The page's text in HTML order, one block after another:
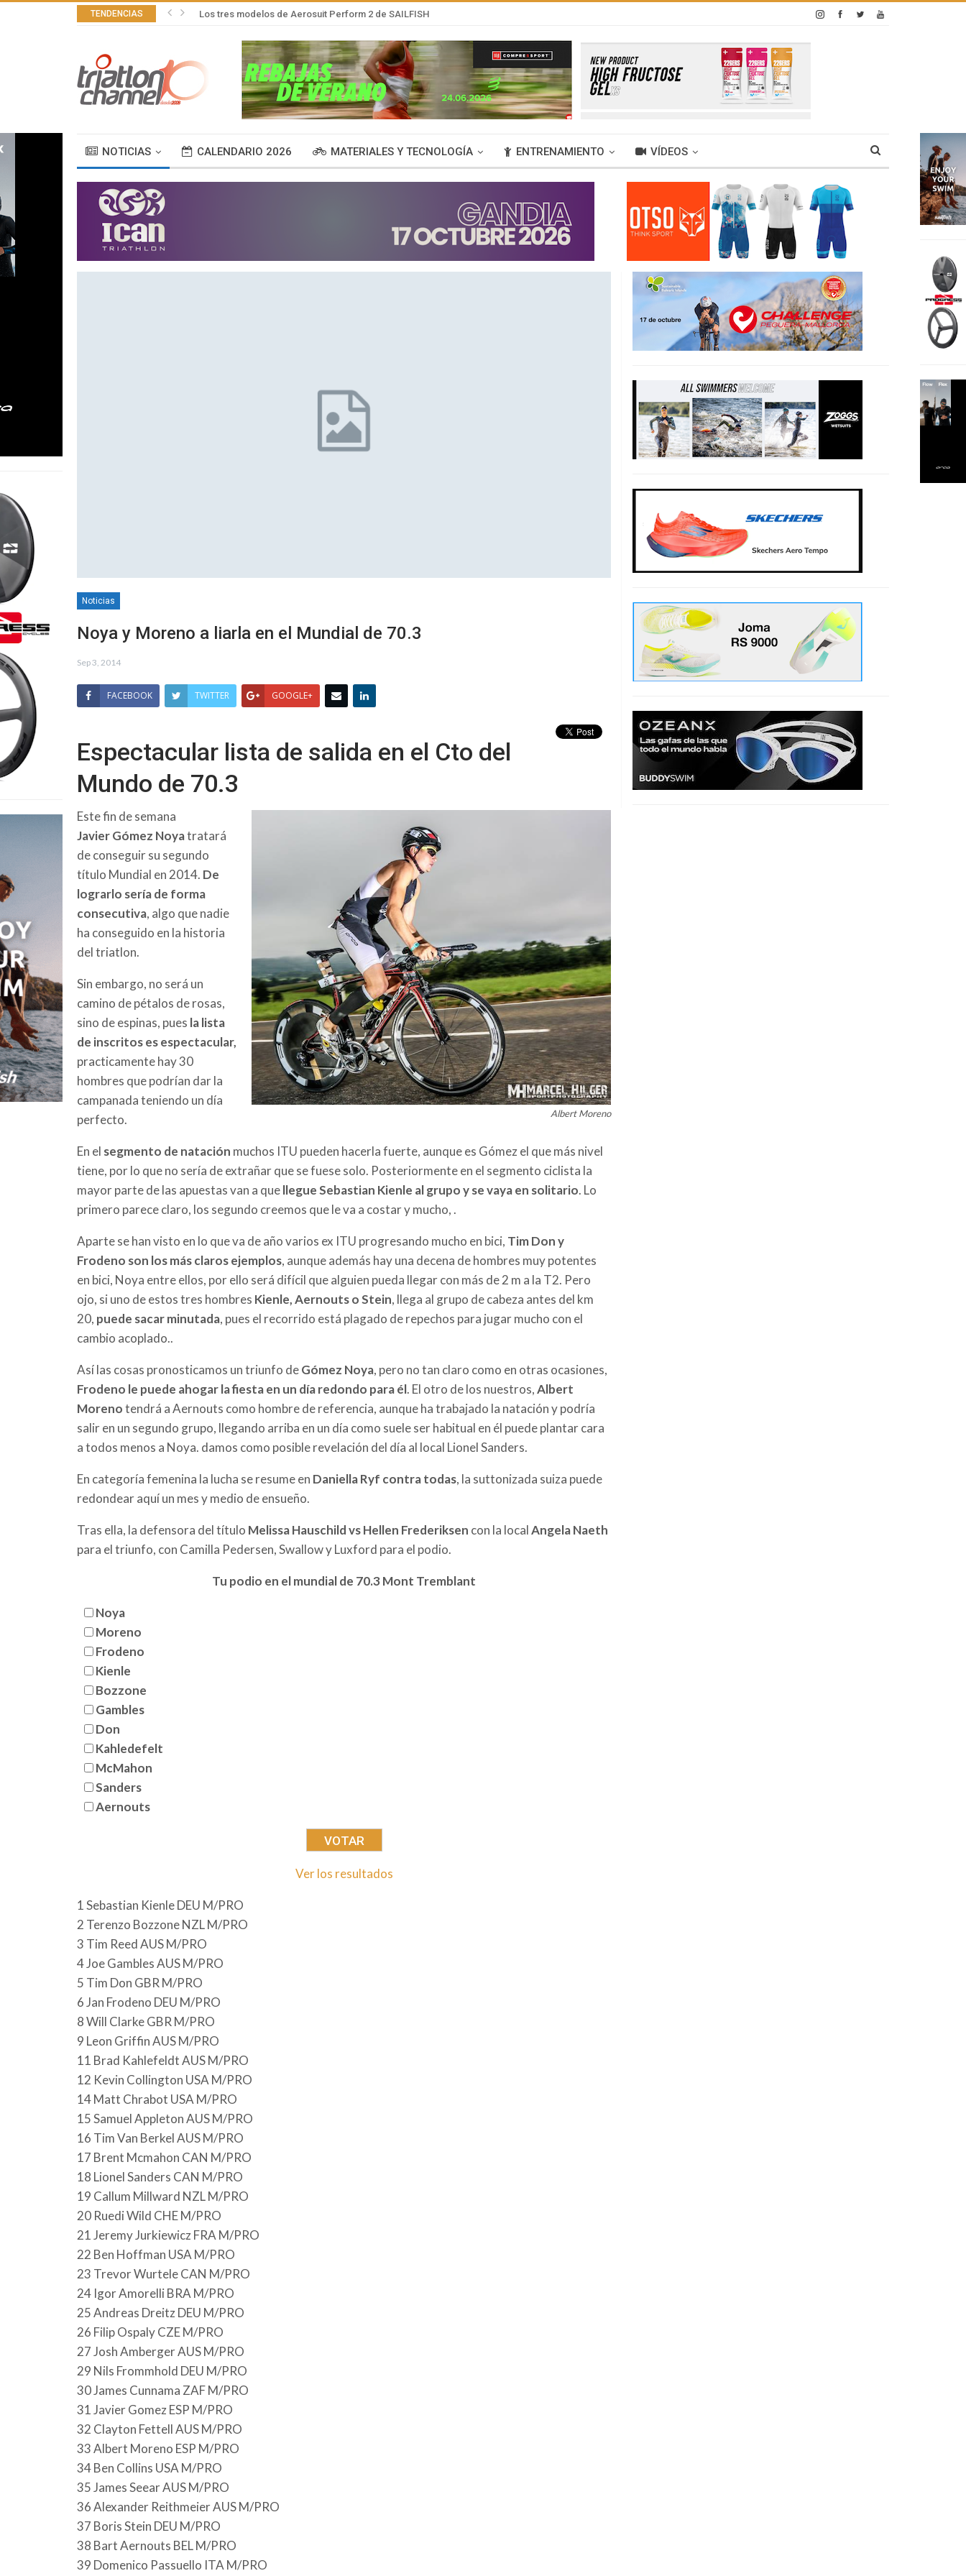
TENDENCIAS Los tres modelos de Aerosuit Perform 2 de SAILFISH
NOTICIAS CALENDARIO 2026 MATERIALES Y TECNOLOGÍA ENTRENAMIENTO VÍDEOS
Noticias
Noya y Moreno a liarla en el Mundial de 70.3
Sep 3, 2014
FACEBOOK TWITTER GOOGLE+
Espectacular lista de salida en el Cto del
Mundo de 70.3
Albert Moreno
Este fin de semana
Javier Gómez Noyatratará
de conseguir su segundo
título Mundial en 2014. De
lograrlo sería de forma
consecutiva, algo que nadie
ha conseguido en la historia
del triatlon.
Sin embargo, no será un
camino de pétalos de rosas,
sino de espinas, pues la lista
de inscritos es espectacular,
practicamente hay 30
hombres que podrían dar la
campanada teniendo un día
perfecto.
En el segmento de natación muchos ITU pueden hacerla fuerte, aunque es Gómez el que más nivel
tiene, por lo que no sería de extrañar que se fuese solo. Posteriormente en el segmento ciclista la
mayor parte de las apuestas van a quellegue Sebastian Kienle al grupo y se vaya en solitario. Lo
primero parece claro, los segundo creemos que le va a costar y mucho, .
Aparte se han visto en lo que va de año varios ex ITU progresando mucho en bici, Tim Don y
Frodeno son los más claros ejemplos, aunque además hay una decena de hombres muy potentes
en bici, Noya entre ellos, por ello será difícil que alguien pueda llegar con más de 2 m a la T2. Pero
ojo, si uno de estos tres hombres Kienle, Aernouts o Stein, llega al grupo de cabeza antes del km
20, puede sacar minutada, pues el recorrido está plagado de repechos para jugar mucho con el
cambio acoplado..
Así las cosas pronosticamos un triunfo deGómez Noya, pero no tan claro como en otras ocasiones,
Frodeno le puede ahogar la fiesta en un día redondo para él. El otro de los nuestros,Albert
Morenotendrá a Aernouts como hombre de referencia, aunque ha trabajado la natación y podría
salir en un segundo grupo, llegando arriba en un día como suele ser habitual en él puede plantar cara
a todos menos a Noya. damos como posible revelación del día al local Lionel Sanders.
En categoría femenina la lucha se resume en Daniella Ryf contra todas, la suttonizada suiza puede
redondear aquí un mes y medio de ensueño.
Tras ella, la defensora del título Melissa Hauschild vs Hellen Frederiksen con la localAngela Naeth
para el triunfo, con Camilla Pedersen, Swallow y Luxford para el podio.
Tu podio en el mundial de 70.3 Mont Tremblant
Noya
Moreno
Frodeno
Kienle
Bozzone
Gambles
Don
Kahledefelt
McMahon
Sanders
Aernouts
Ver los resultados
1 Sebastian Kienle DEU M/PRO
2 Terenzo Bozzone NZL M/PRO
3 Tim Reed AUS M/PRO
4 Joe Gambles AUS M/PRO
5 Tim Don GBR M/PRO
6 Jan Frodeno DEU M/PRO
8 Will Clarke GBR M/PRO
9 Leon Griffin AUS M/PRO
11 Brad Kahlefeldt AUS M/PRO
12 Kevin Collington USA M/PRO
14 Matt Chrabot USA M/PRO
15 Samuel Appleton AUS M/PRO
16 Tim Van Berkel AUS M/PRO
17 Brent Mcmahon CAN M/PRO
18 Lionel Sanders CAN M/PRO
19 Callum Millward NZL M/PRO
20 Ruedi Wild CHE M/PRO
21 Jeremy Jurkiewicz FRA M/PRO
22 Ben Hoffman USA M/PRO
23 Trevor Wurtele CAN M/PRO
24 Igor Amorelli BRA M/PRO
25 Andreas Dreitz DEU M/PRO
26 Filip Ospaly CZE M/PRO
27 Josh Amberger AUS M/PRO
29 Nils Frommhold DEU M/PRO
30 James Cunnama ZAF M/PRO
31 Javier Gomez ESP M/PRO
32 Clayton Fettell AUS M/PRO
33 Albert Moreno ESP M/PRO
34 Ben Collins USA M/PRO
35 James Seear AUS M/PRO
36 Alexander Reithmeier AUS M/PRO
37 Boris Stein DEU M/PRO
38 Bart Aernouts BEL M/PRO
39 Domenico Passuello ITA M/PRO